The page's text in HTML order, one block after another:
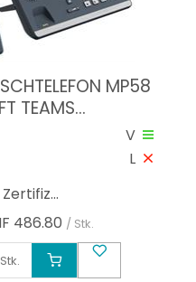
MP58
TEAMS
V
L
486.80 / Stk.
Stk.